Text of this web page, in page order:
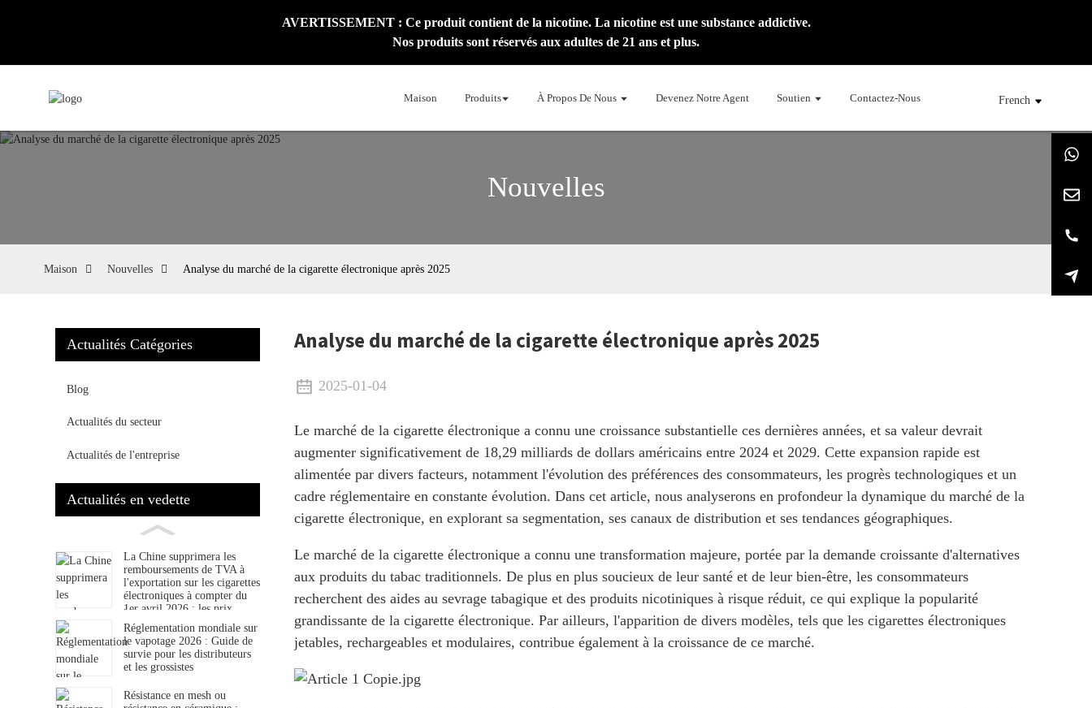
AVERTISSEMENT : Ce produit contient de la nicotine. La nicotine est une substance addictive.
Nos produits sont réservés aux adultes de 21 ans et plus.
Maison Produits À Propos De Nous Devenez Notre Agent Soutien Contactez-Nous French
Nouvelles
Maison Nouvelles Analyse du marché de la cigarette électronique après 2025
Actualités Catégories
Blog
Actualités du secteur
Actualités de l'entreprise
Actualités en vedette
La Chine supprimera les
remboursements de TVA à
l'exportation sur les cigarettes
électroniques à compter du
1er avril 2026 : les prix
mondiaux du vapotage
devraient augmenter.
Réglementation mondiale sur
le vapotage 2026 : Guide de
survie pour les distributeurs
et les grossistes
Résistance en mesh ou
Analyse du marché de la cigarette électronique après 2025
2025-01-04
Le marché de la cigarette électronique a connu une croissance substantielle ces dernières années, et sa valeur devrait
augmenter significativement de 18,29 milliards de dollars américains entre 2024 et 2029. Cette expansion rapide est
alimentée par divers facteurs, notamment l'évolution des préférences des consommateurs, les progrès technologiques et un
cadre réglementaire en constante évolution. Dans cet article, nous analyserons en profondeur la dynamique du marché de la
cigarette électronique, en explorant sa segmentation, ses canaux de distribution et ses tendances géographiques.
Le marché de la cigarette électronique a connu une transformation majeure, portée par la demande croissante d'alternatives
aux produits du tabac traditionnels. De plus en plus soucieux de leur santé et de leur bien-être, les consommateurs
recherchent des aides au sevrage tabagique et des produits nicotiniques à risque réduit, ce qui explique la popularité
grandissante de la cigarette électronique. Par ailleurs, l'apparition de divers modèles, tels que les cigarettes électroniques
jetables, rechargeables et modulaires, contribue également à la croissance de ce marché.